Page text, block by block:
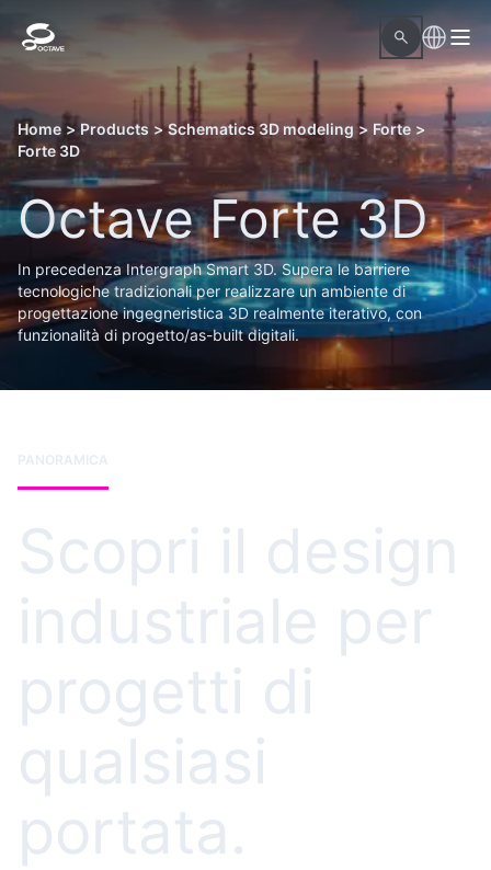
Home > Products > Schematics 3D modeling > Forte >
Forte 3D
Octave Forte 3D
In precedenza Intergraph Smart 3D. Supera le barriere
tecnologiche tradizionali per realizzare un ambiente di
progettazione ingegneristica 3D realmente iterativo, con
funzionalità di progetto/as-built digitali.
PANORAMICA
Scopri il design
industriale per
progetti di
qualsiasi
portata.